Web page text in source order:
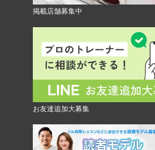
掲載店舗募集中
お友達追加大募集